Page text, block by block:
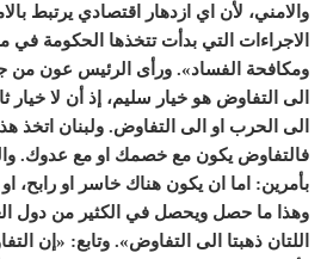
والامني، لأن اي ازدهار اقتصادي يرتبط
الاجراءات التي بدأت تتخذها الحكومة في
ومكافحة الفساد». ورأى الرئيس عون من
الى التفاوض هو خيار سليم، إذ أن لا
الى الحرب او الى التفاوض. ولبنان اتخذ
فالتفاوض يكون مع خصمك او مع عدوك.
بأمرين: اما ان يكون هناك خاسر او رابح،
وهذا ما حصل ويحصل في الكثير من دول
اللتان ذهبتا الى التفاوض». وتابع: «إن